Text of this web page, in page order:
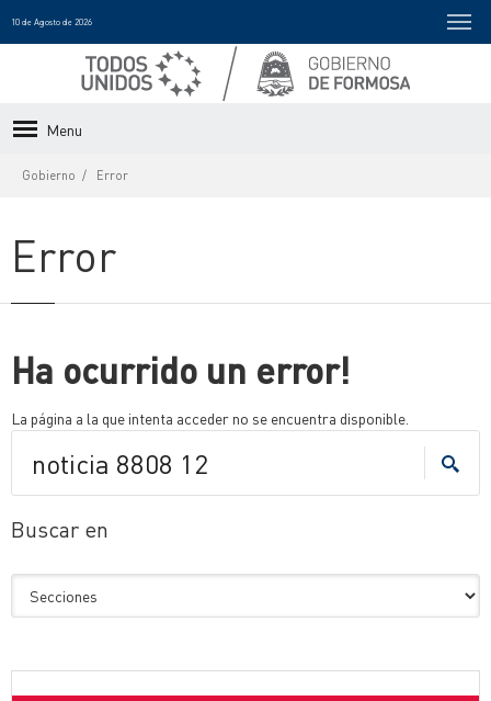
10 de Agosto de 2026
Menu
Gobierno Error
Error
Ha ocurrido un error!
La página a la que intenta acceder no se encuentra disponible.
Buscar en